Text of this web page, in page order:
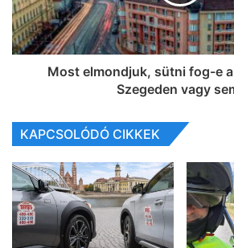
Most elmondjuk, sütni fog-e
Szegeden vagy
KAPCSOLÓDÓ CIKKEK